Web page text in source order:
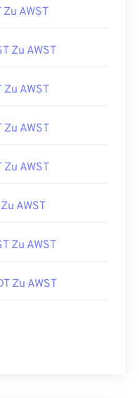
Zu AWST
Zu AWST
Zu AWST
Zu AWST
Zu AWST
AWST
Zu AWST
Zu AWST